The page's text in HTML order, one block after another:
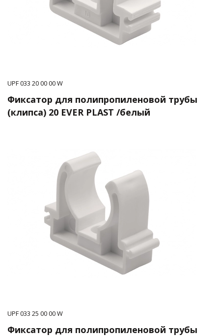
UPF 033 20 00 00 W
Фиксатор для полипропиленовой трубы
(клипса) 20 EVER PLAST /белый
UPF 033 25 00 00 W
Фиксатор для полипропиленовой трубы